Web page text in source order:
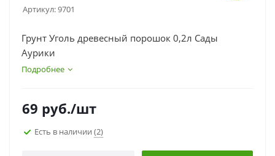
Артикул:9701
Грунт Уголь древесный порошок 0,2л Сады
Аурики
Подробнее
69 руб./шт
Есть в наличии (2)